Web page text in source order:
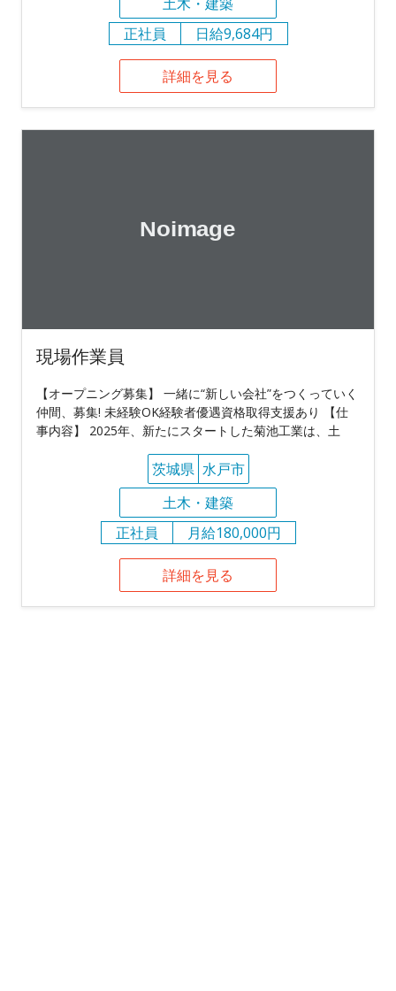
正社員
日給9,684円
詳細を見る
現場作業員
【オープニング募集】 一緒に“新しい会社”をつくっていく
仲間、募集! 未経験OK経験者優遇資格取得支援あり 【仕
事内容】 2025年、新たにスタートした菊池工業は、土
茨城県 水戸市
土木・建築
正社員
月給180,000円
詳細を見る